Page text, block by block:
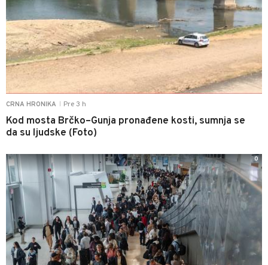
CRNA HRONIKA Pre 3 h
Kod mosta Brčko–Gunja pronađene kosti, sumnja se
da su ljudske (Foto)
0